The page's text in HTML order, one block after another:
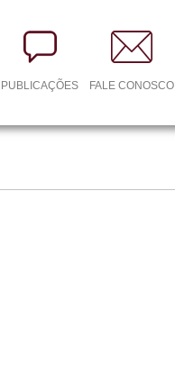
PUBLICAÇÕES FALE CONOSCO